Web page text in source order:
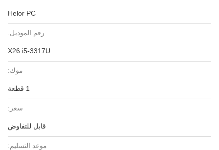
Helor PC
رقم الموديل:
X26 i5-3317U
موك:
سعر:
قابل للتفاوض
موعد التسليم: